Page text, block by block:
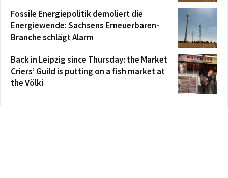
Fossile Energiepolitik demoliert die
Energiewende: Sachsens Erneuerbaren-
Branche schlägt Alarm
Back in Leipzig since Thursday: the Market
Criers’ Guild is putting on a fish market at
the Völki